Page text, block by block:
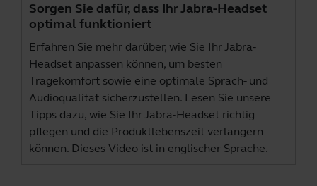
Sorgen Sie dafür, dass Ihr Jabra-Headset
optimal funktioniert
Erfahren Sie mehr darüber, wie Sie Ihr Jabra-
Headset anpassen können, um besten
Tragekomfort sowie eine optimale Sprach- und
Audioqualität sicherzustellen. Lesen Sie unsere
Tipps dazu, wie Sie Ihr Jabra-Headset richtig
pflegen und die Produktlebenszeit verlängern
können. Dieses Video ist in englischer Sprache.